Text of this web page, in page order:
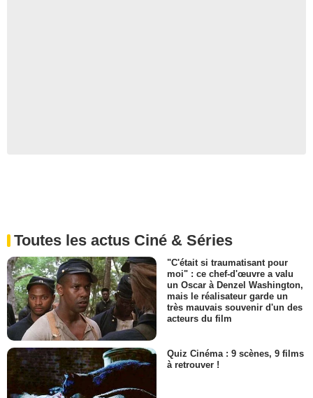
Toutes les actus Ciné & Séries
"C'était si traumatisant pour
moi" : ce chef-d'œuvre a valu
un Oscar à Denzel Washington,
mais le réalisateur garde un
très mauvais souvenir d'un des
acteurs du film
Quiz Cinéma : 9 scènes, 9 films
à retrouver !